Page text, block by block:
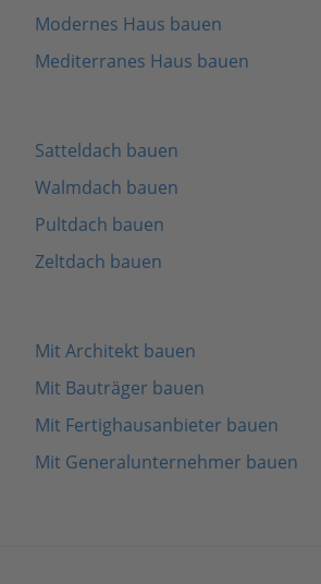
Modernes Haus bauen
Mediterranes Haus bauen
Satteldach bauen
Walmdach bauen
Pultdach bauen
Zeltdach bauen
Mit Architekt bauen
Mit Bauträger bauen
Mit Fertighausanbieter bauen
Mit Generalunternehmer bauen